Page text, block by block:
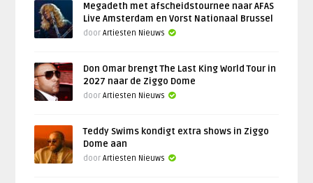
Megadeth met afscheidstournee naar AFAS
Live Amsterdam en Vorst Nationaal Brussel
doorArtiesten Nieuws
Don Omar brengt The Last King World Tour in
2027 naar de Ziggo Dome
doorArtiesten Nieuws
Teddy Swims kondigt extra shows in Ziggo
Dome aan
doorArtiesten Nieuws